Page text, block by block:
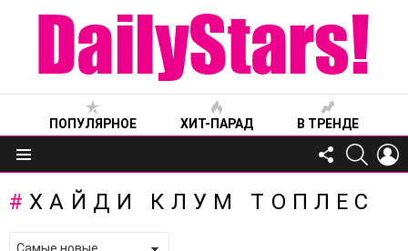
ПОПУЛЯРНОЕ ХИТ-ПАРАД В ТРЕНДЕ
Меню
FOLLOW
US
ХАЙДИ КЛУМ ТОПЛЕС